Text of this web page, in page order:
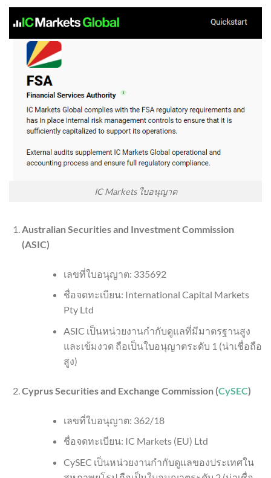
IC Markets ใบอนุญาต
Australian Securities and Investment Commission
(ASIC)
เลขที่ใบอนุญาต: 335692
ชื่อจดทะเบียน: International Capital Markets
Pty Ltd
ASIC เป็นหน่วยงานกำกับดูแลที่มีมาตรฐานสูง
และเข้มงวด ถือเป็นใบอนุญาตระดับ 1 (น่าเชื่อถือ
สูง)
Cyprus Securities and Exchange Commission (CySEC)
เลขที่ใบอนุญาต: 362/18
ชื่อจดทะเบียน: IC Markets (EU) Ltd
CySEC เป็นหน่วยงานกำกับดูแลของประเทศใน